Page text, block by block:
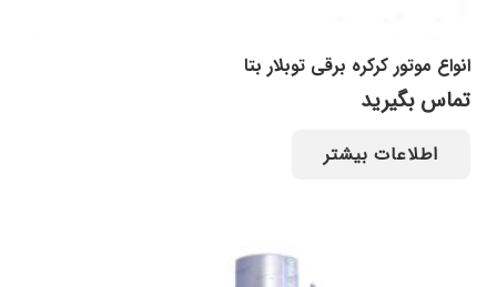
انواع موتور کرکره برقی توبلار بتا
تماس بگیرید
اطلاعات بیشتر